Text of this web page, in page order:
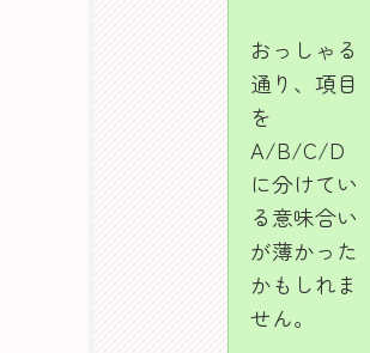
おっしゃる
通り、項目
を
A/B/C/D
に分けてい
る意味合い
が薄かった
かもしれま
せん。